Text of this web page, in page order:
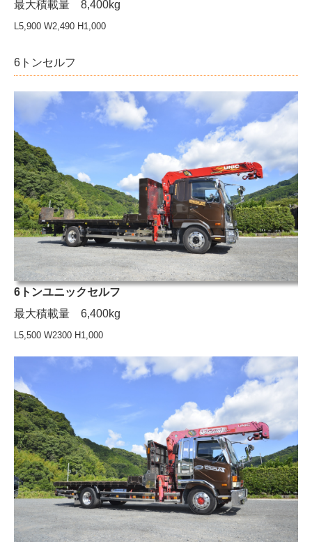
最大積載量 8,400kg
L5,900 W2,490 H1,000
6トンセルフ
6トンユニックセルフ
最大積載量 6,400kg
L5,500 W2300 H1,000